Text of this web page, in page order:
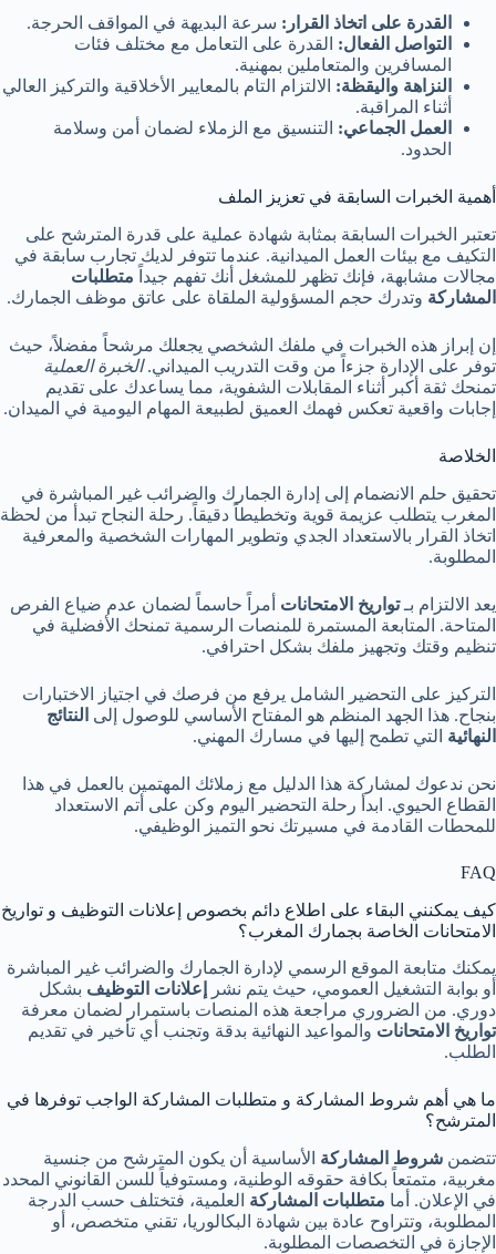
القدرة على اتخاذ القرار: سرعة البديهة في المواقف الحرجة.
التواصل الفعال: القدرة على التعامل مع مختلف فئات
المسافرين والمتعاملين بمهنية.
النزاهة واليقظة: الالتزام التام بالمعايير الأخلاقية والتركيز العالي
أثناء المراقبة.
العمل الجماعي: التنسيق مع الزملاء لضمان أمن وسلامة
الحدود.
أهمية الخبرات السابقة في تعزيز الملف
تعتبر الخبرات السابقة بمثابة شهادة عملية على قدرة المترشح على
التكيف مع بيئات العمل الميدانية. عندما تتوفر لديك تجارب سابقة في
مجالات مشابهة، فإنك تظهر للمشغل أنك تفهم جيداً متطلبات
المشاركة وتدرك حجم المسؤولية الملقاة على عاتق موظف الجمارك.
إن إبراز هذه الخبرات في ملفك الشخصي يجعلك مرشحاً مفضلاً، حيث
توفر على الإدارة جزءاً من وقت التدريب الميداني.الخبرة العملية
تمنحك ثقة أكبر أثناء المقابلات الشفوية، مما يساعدك على تقديم
إجابات واقعية تعكس فهمك العميق لطبيعة المهام اليومية في الميدان.
الخلاصة
تحقيق حلم الانضمام إلى إدارة الجمارك والضرائب غير المباشرة في
المغرب يتطلب عزيمة قوية وتخطيطاً دقيقاً. رحلة النجاح تبدأ من لحظة
اتخاذ القرار بالاستعداد الجدي وتطوير المهارات الشخصية والمعرفية
المطلوبة.
يعد الالتزام بـتواريخ الامتحانات أمراً حاسماً لضمان عدم ضياع الفرص
المتاحة. المتابعة المستمرة للمنصات الرسمية تمنحك الأفضلية في
تنظيم وقتك وتجهيز ملفك بشكل احترافي.
التركيز على التحضير الشامل يرفع من فرصك في اجتياز الاختبارات
بنجاح. هذا الجهد المنظم هو المفتاح الأساسي للوصول إلى النتائج
النهائية التي تطمح إليها في مسارك المهني.
نحن ندعوك لمشاركة هذا الدليل مع زملائك المهتمين بالعمل في هذا
القطاع الحيوي. ابدأ رحلة التحضير اليوم وكن على أتم الاستعداد
للمحطات القادمة في مسيرتك نحو التميز الوظيفي.
FAQ
كيف يمكنني البقاء على اطلاع دائم بخصوص إعلانات التوظيف و تواريخ
الامتحانات الخاصة بجمارك المغرب؟
يمكنك متابعة الموقع الرسمي لإدارة الجمارك والضرائب غير المباشرة
أو بوابة التشغيل العمومي، حيث يتم نشر إعلانات التوظيف بشكل
دوري. من الضروري مراجعة هذه المنصات باستمرار لضمان معرفة
تواريخ الامتحانات والمواعيد النهائية بدقة وتجنب أي تأخير في تقديم
الطلب.
ما هي أهم شروط المشاركة و متطلبات المشاركة الواجب توفرها في
المترشح؟
تتضمن شروط المشاركة الأساسية أن يكون المترشح من جنسية
مغربية، متمتعاً بكافة حقوقه الوطنية، ومستوفياً للسن القانوني المحدد
في الإعلان. أما متطلبات المشاركة العلمية، فتختلف حسب الدرجة
المطلوبة، وتتراوح عادة بين شهادة البكالوريا، تقني متخصص، أو
الإجازة في التخصصات المطلوبة.